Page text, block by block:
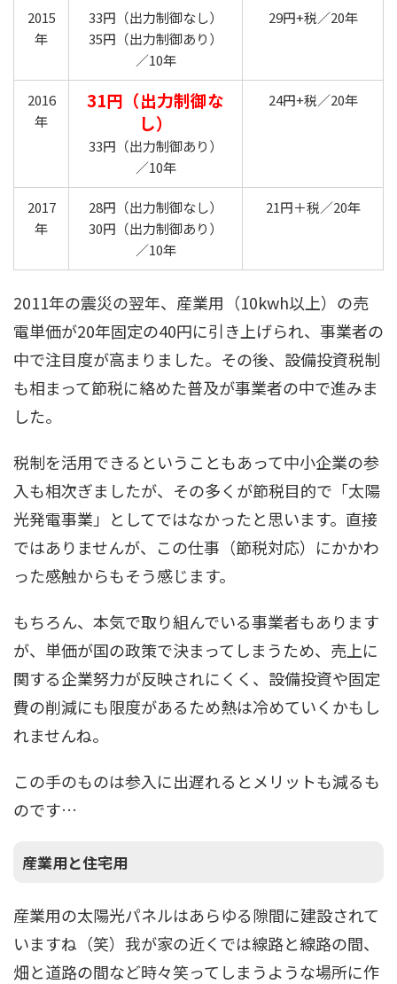
2015
年
33円（出力制御なし）
35円（出力制御あり）
／10年
29円+税／20年
2016
年
31円（出力制御な
し）
33円（出力制御あり）
／10年
24円+税／20年
2017
年
28円（出力制御なし）
30円（出力制御あり）
／10年
21円＋税／20年
2011年の震災の翌年、産業用（10kwh以上）の売
電単価が20年固定の40円に引き上げられ、事業者の
中で注目度が高まりました。その後、設備投資税制
も相まって節税に絡めた普及が事業者の中で進みま
した。
税制を活用できるということもあって中小企業の参
入も相次ぎましたが、その多くが節税目的で「太陽
光発電事業」としてではなかったと思います。直接
ではありませんが、この仕事（節税対応）にかかわ
った感触からもそう感じます。
もちろん、本気で取り組んでいる事業者もあります
が、単価が国の政策で決まってしまうため、売上に
関する企業努力が反映されにくく、設備投資や固定
費の削減にも限度があるため熱は冷めていくかもし
れませんね。
この手のものは参入に出遅れるとメリットも減るも
のです…
産業用と住宅用
産業用の太陽光パネルはあらゆる隙間に建設されて
いますね（笑）我が家の近くでは線路と線路の間、
畑と道路の間など時々笑ってしまうような場所に作